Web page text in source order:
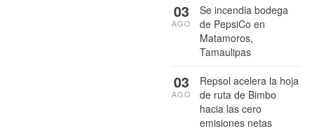
Se incendia bodega
de PepsiCo en
Matamoros,
Tamaulipas
03
AGO
Repsol acelera la hoja
de ruta de Bimbo
hacia las cero
emisiones netas
03
AGO